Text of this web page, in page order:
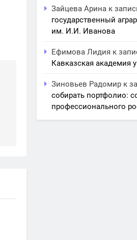
Зайцева Арина к
государственный
им. И.И. Иванова
Ефимова Лидия к
Кавказская академия
Зиновьев Радомир к
собирать портфолио:
профессионального